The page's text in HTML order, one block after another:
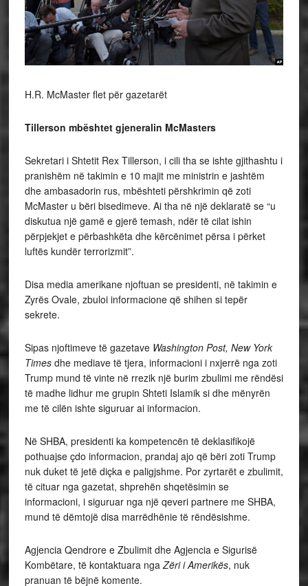
H.R. McMaster flet për gazetarët
Tillerson mbështet gjeneralin McMasters
Sekretari i Shtetit Rex Tillerson, i cili tha se ishte gjithashtu i
pranishëm në takimin e 10 majit me ministrin e jashtëm
dhe ambasadorin rus, mbështeti përshkrimin që zoti
McMaster u bëri bisedimeve. Ai tha në një deklaratë se “u
diskutua një gamë e gjerë temash, ndër të cilat ishin
përpjekjet e përbashkëta dhe kërcënimet përsa i përket
luftës kundër terrorizmit”.
Disa media amerikane njoftuan se presidenti, në takimin e
Zyrës Ovale, zbuloi informacione që shihen si tepër
sekrete.
Sipas njoftimeve të gazetave Washington Post, New York
Timesdhe mediave të tjera, informacioni i nxjerrë nga zoti
Trump mund të vinte në rrezik një burim zbulimi me rëndësi
të madhe lidhur me grupin Shteti Islamik si dhe mënyrën
me të cilën ishte siguruar ai informacion.
Në SHBA, presidenti ka kompetencën të deklasifikojë
pothuajse çdo informacion, prandaj ajo që bëri zoti Trump
nuk duket të jetë diçka e paligjshme. Por zyrtarët e zbulimit,
të cituar nga gazetat, shprehën shqetësimin se
informacioni, i siguruar nga një qeveri partnere me SHBA,
mund të dëmtojë disa marrëdhënie të rëndësishme.
Agjencia Qendrore e Zbulimit dhe Agjencia e Sigurisë
Kombëtare, të kontaktuara ngaZëri i Amerikës, nuk
pranuan të bëjnë komente.